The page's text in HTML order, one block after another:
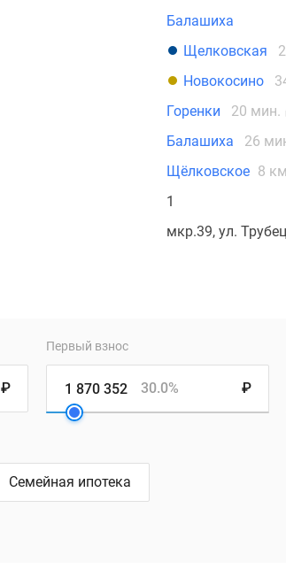
Балашиха
Щелковская
Новокосино
Горенки
20 мин.
Балашиха
26
Щёлковское 8
1
мкр.39, ул.
₽
Первый взнос
₽
30.0%
Семейная ипотека